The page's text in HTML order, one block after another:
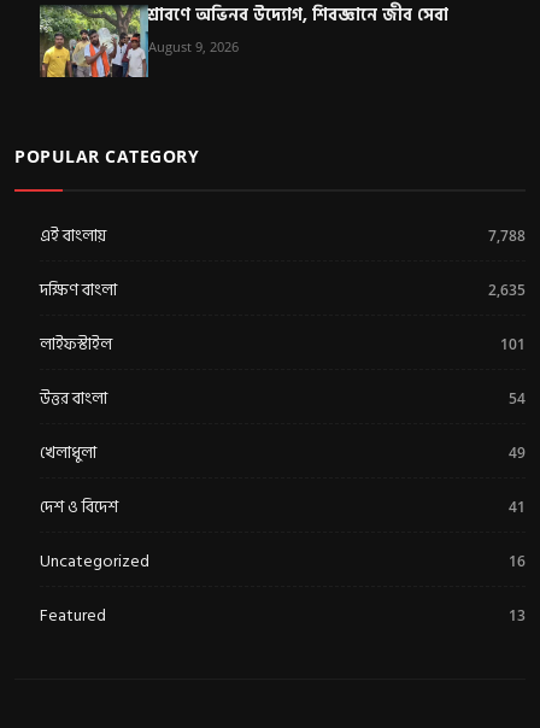
শ্রাবণে অভিনব উদ্যোগ, শিবজ্ঞানে জীব সেবা
August 9, 2026
POPULAR CATEGORY
এই বাংলায় 7,788
দক্ষিণ বাংলা 2,635
লাইফস্টাইল 101
উত্তর বাংলা 54
খেলাধুলা 49
দেশ ও বিদেশ 41
Uncategorized 16
Featured 13